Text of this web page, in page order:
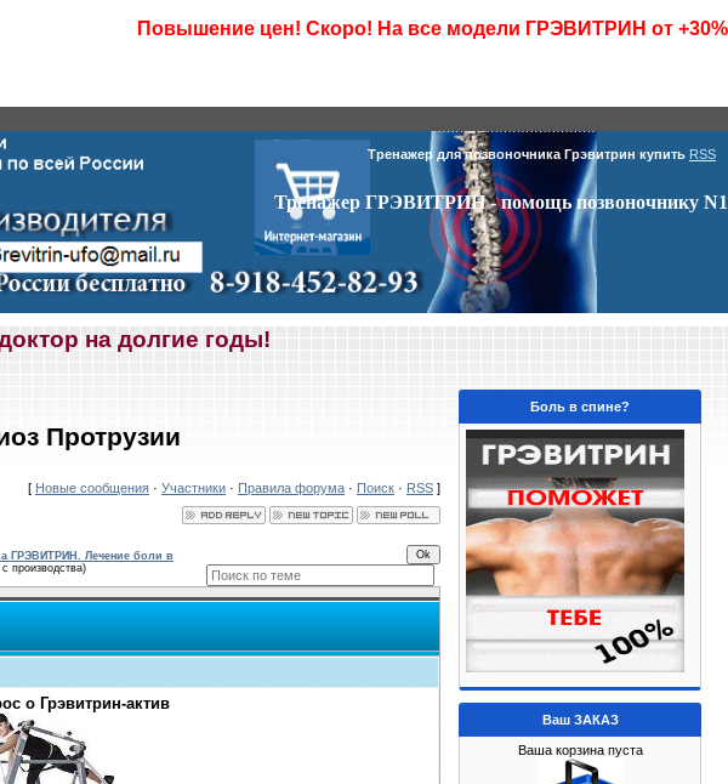
Повышение цен! Скоро! На все модели ГРЭВИТРИН от +30%
Тренажер для позвоночника Грэвитрин купить RSS
Тренажер ГРЭВИТРИН - помощь позвоночнику N1
на долгие годы!
Протрузии
[ Новые сообщения · Участники · Правила форума · Поиск · RSS ]
ГРЭВИТРИН. Лечение боли в
производства)
о Грэвитрин-актив
Боль в спине?
Ваш ЗАКАЗ
Ваша корзина пуста